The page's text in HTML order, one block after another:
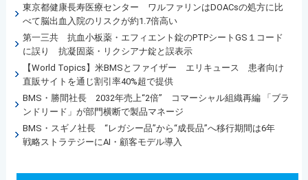
東京都健康長寿医療センター ワルファリンはDOACsの処方に比
べて脳出血入院のリスクが約1.7倍高い
第一三共 抗血小板薬・エフィエント錠のPTPシートGS１コード
に誤り 抗凝固薬・リクシアナ錠と誤表示
【World Topics】米BMSとファイザー エリキュース 患者向け
直販サイトを通じ割引率40%超で提供
BMS・勝間社長 2032年売上“2倍” コマーシャル組織再編 「ブラ
ンドリード」が部門横断で製品マネージ
BMS・スギノ社長 “レガシー品”から“成長品”へ移行期間は6年
戦略ストラテジーにAI・顧客モデル導入